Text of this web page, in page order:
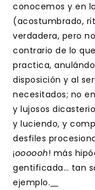
conocemos y en
(acostumbrado,
verdadera, pero
contrario de lo
practica,
disposición y al
necesitados; no
y lujosos
y luciendo, y
desfiles
¡oooooh! más
gentificada… tan
ejemplo.